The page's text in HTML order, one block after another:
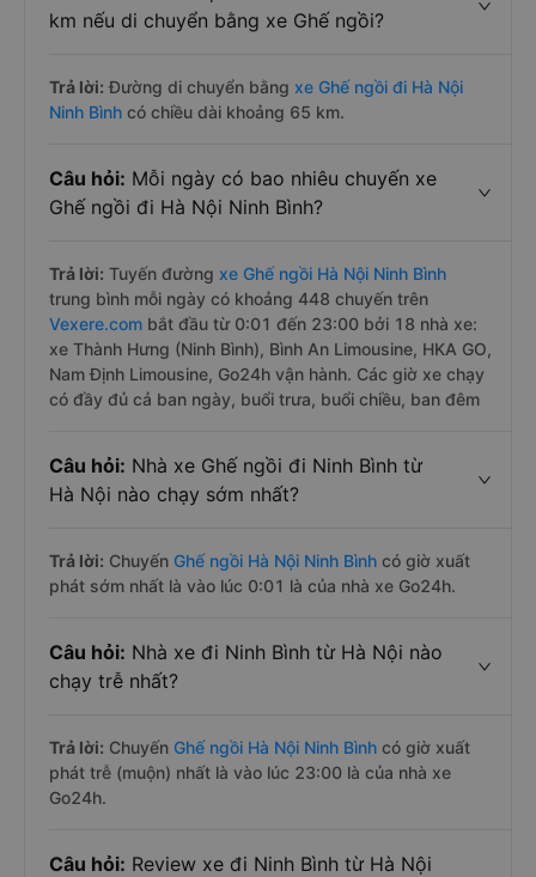
km nếu di chuyển bằng xe Ghế ngồi?
Trả lời: Đường di chuyển bằng xe Ghế ngồi đi Hà Nội
Ninh Bình có chiều dài khoảng 65 km.
Câu hỏi: Mỗi ngày có bao nhiêu chuyến xe
Ghế ngồi đi Hà Nội Ninh Bình?
Trả lời: Tuyến đường xe Ghế ngồi Hà Nội Ninh Bình
trung bình mỗi ngày có khoảng 448 chuyến trên
Vexere.com bắt đầu từ 0:01 đến 23:00 bởi 18 nhà xe:
xe Thành Hưng (Ninh Bình), Bình An Limousine, HKA GO,
Nam Định Limousine, Go24h vận hành. Các giờ xe chạy
có đầy đủ cả ban ngày, buổi trưa, buổi chiều, ban đêm
Câu hỏi: Nhà xe Ghế ngồi đi Ninh Bình từ
Hà Nội nào chạy sớm nhất?
Trả lời: Chuyến Ghế ngồi Hà Nội Ninh Bình có giờ xuất
phát sớm nhất là vào lúc 0:01 là của nhà xe Go24h.
Câu hỏi: Nhà xe đi Ninh Bình từ Hà Nội nào
chạy trễ nhất?
Trả lời: Chuyến Ghế ngồi Hà Nội Ninh Bình có giờ xuất
phát trễ (muộn) nhất là vào lúc 23:00 là của nhà xe
Go24h.
Câu hỏi: Review xe đi Ninh Bình từ Hà Nội